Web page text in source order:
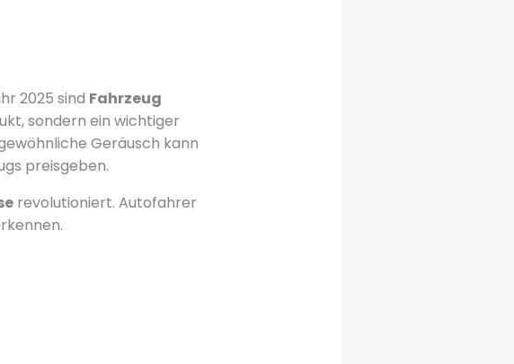
2025 sind Fahrzeug
sondern ein wichtiger
Geräusch kann
preisgeben.
revolutioniert. Autofahrer